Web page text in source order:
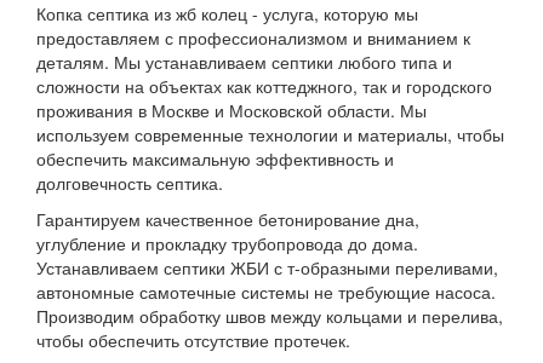
Копка септика из жб колец - услуга, которую мы
предоставляем с профессионализмом и вниманием к
деталям. Мы устанавливаем септики любого типа и
сложности на объектах как коттеджного, так и городского
проживания в Москве и Московской области. Мы
используем современные технологии и материалы, чтобы
обеспечить максимальную эффективность и
долговечность септика.
Гарантируем качественное бетонирование дна,
углубление и прокладку трубопровода до дома.
Устанавливаем септики ЖБИ с т-образными переливами,
автономные самотечные системы не требующие насоса.
Производим обработку швов между кольцами и перелива,
чтобы обеспечить отсутствие протечек.